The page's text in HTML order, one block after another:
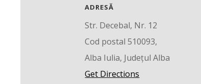
ADRESĂ
Str. Decebal, Nr. 12
Cod postal 510093,
Alba Iulia, Județul Alba
Get Directions